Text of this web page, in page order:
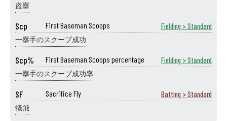
盗塁
Scp First Baseman Scoops Fielding > Standard
一塁手のスクープ成功
Scp% First Baseman Scoops percentage Fielding > Standard
一塁手のスクープ成功率
SF Sacrifice Fly Batting > Standard
犠飛